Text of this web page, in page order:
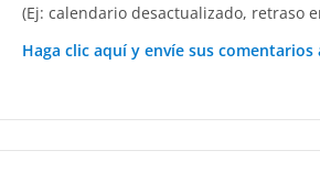
(Ej: calendario desactualizado, retraso
Haga clic aquí y envíe sus comentarios